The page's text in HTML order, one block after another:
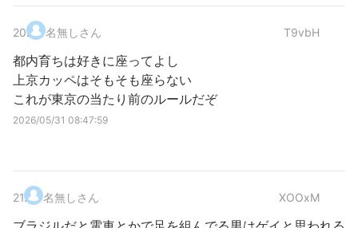
20. 名無しさん T9vbH
都内育ちは好きに座ってよし
上京カッペはそもそも座らない
これが東京の当たり前のルールだぞ
2026/05/31 08:47:59
21. 名無しさん XOOxM